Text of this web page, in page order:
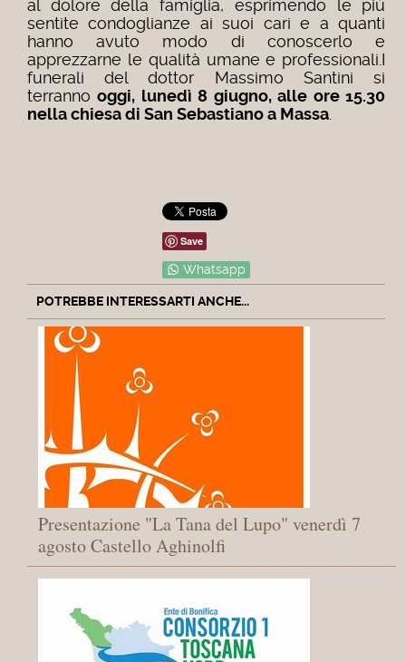
al dolore della famiglia, esprimendo le più
sentite condoglianze ai suoi cari e a quanti
hanno avuto modo di conoscerlo e
apprezzarne le qualità umane e professionali.I
funerali del dottor Massimo Santini si
terrannooggi, lunedì 8 giugno, alle ore 15.30
nella chiesa di San Sebastiano a Massa
Save
Whatsapp
POTREBBE INTERESSARTI ANCHE...
Presentazione "La Tana del Lupo" venerdì 7
agosto Castello Aghinolfi